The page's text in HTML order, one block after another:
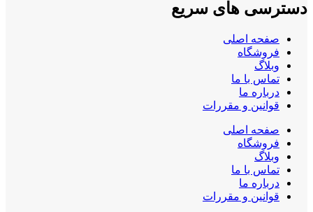
دسترسی های سریع
صفحه اصلی
فروشگاه
وبلاگ
تماس با ما
درباره ما
قوانین و مقررات
صفحه اصلی
فروشگاه
وبلاگ
تماس با ما
درباره ما
قوانین و مقررات